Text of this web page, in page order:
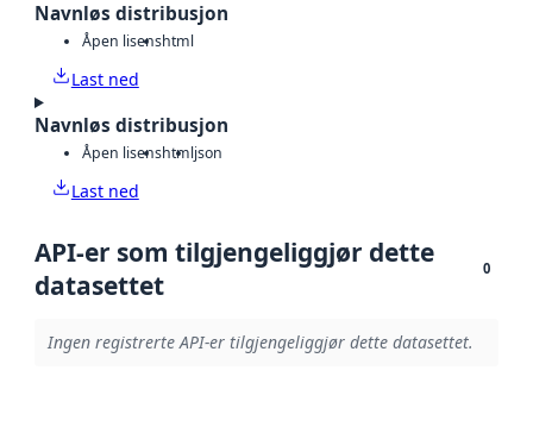
Navnløs distribusjon
Åpen lisenshtml
Last ned
Navnløs distribusjon
Åpen lisenshtmljson
Last ned
API-er som tilgjengeliggjør dette
datasettet
0
Ingen registrerte API-er tilgjengeliggjør dette datasettet.